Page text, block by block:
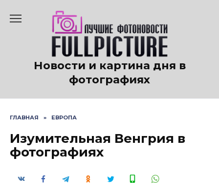
содержанию
Новости и картина дня в
фотографиях
ГЛАВНАЯ » ЕВРОПА
Изумительная Венгрия в
фотографиях